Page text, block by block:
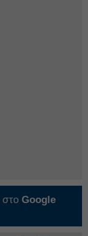
στο Google